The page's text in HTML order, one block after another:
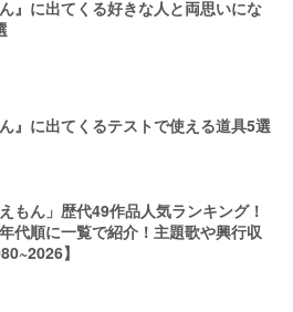
ん』に出てくる好きな人と両思いにな
ん』に出てくるテストで使える道具5選
もん」歴代49作品人気ランキング！
代順に一覧で紹介！主題歌や興行収
】